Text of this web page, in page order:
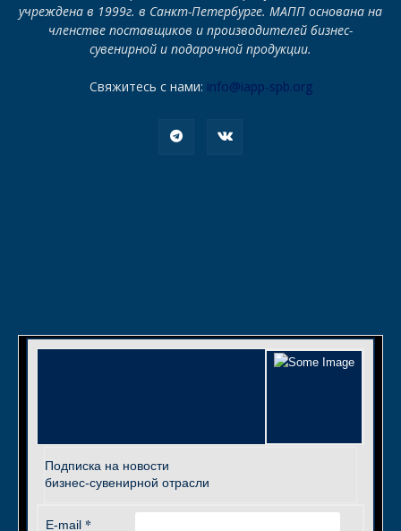
учреждена в 1999г. в Санкт-Петербурге. МАПП основана на
членстве поставщиков и производителей бизнес-
сувенирной и подарочной продукции.
Свяжитесь с нами: info@iapp-spb.org
Подписка на новости
бизнес-сувенирной отрасли
E-mail *